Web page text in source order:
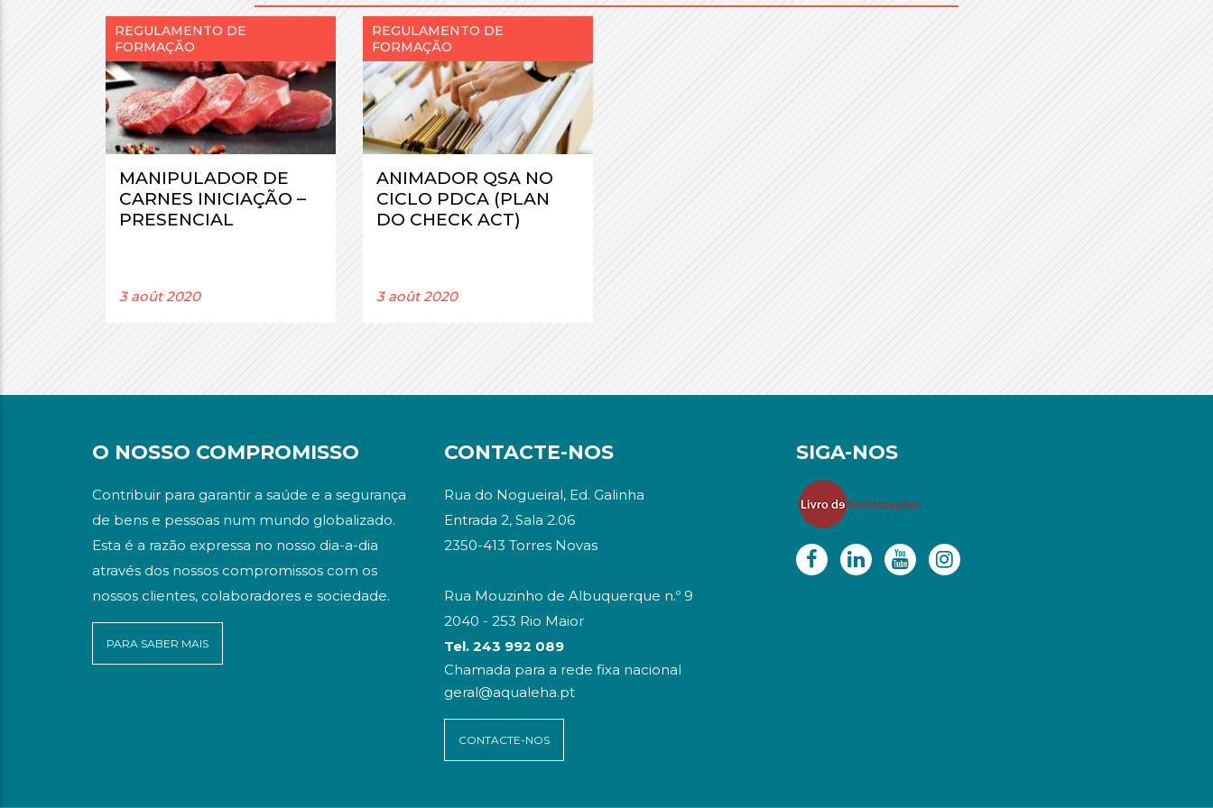
REGULAMENTO DE
FORMAÇÃO
MANIPULADOR DE
CARNES INICIAÇÃO –
PRESENCIAL
3 août 2020
REGULAMENTO DE
FORMAÇÃO
ANIMADOR QSA NO
CICLO PDCA (PLAN
DO CHECK ACT)
3 août 2020
O NOSSO COMPROMISSO
Contribuir para garantir a saúde e a segurança
de bens e pessoas num mundo globalizado.
Esta é a razão expressa no nosso dia-a-dia
através dos nossos compromissos com os
nossos clientes, colaboradores e sociedade.
PARA SABER MAIS
CONTACTE-NOS
Rua do Nogueiral, Ed. Galinha
Entrada 2, Sala 2.06
2350-413 Torres Novas
Rua Mouzinho de Albuquerque n.º 9
2040 - 253 Rio Maior
Tel. 243 992 089
Chamada para a rede fixa nacional
geral@aqualeha.pt
CONTACTE-NOS
SIGA-NOS